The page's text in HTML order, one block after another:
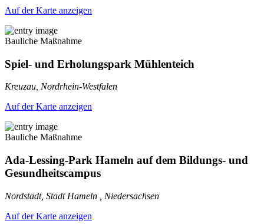
Auf der Karte anzeigen
Bauliche Maßnahme
Spiel- und Erholungspark Mühlenteich
Kreuzau, Nordrhein-Westfalen
Auf der Karte anzeigen
Bauliche Maßnahme
Ada-Lessing-Park Hameln auf dem Bildungs- und
Gesundheitscampus
Nordstadt, Stadt Hameln , Niedersachsen
Auf der Karte anzeigen